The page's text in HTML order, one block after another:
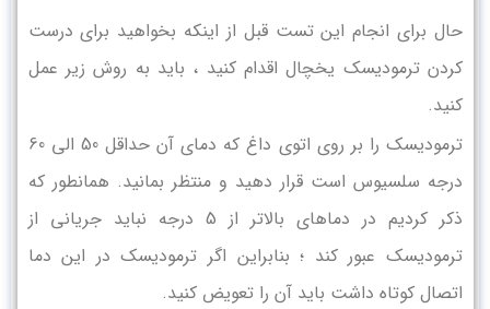
حال برای انجام این تست قبل از اینکه بخواهید برای درست
کردن ترمودیسک یخچال اقدام کنید ، باید به روش زیر عمل
کنید.
ترمودیسک را بر روی اتوی داغ که دمای آن حداقل 50 الی 60
درجه سلسیوس است قرار دهید و منتظر بمانید. همانطور که
ذکر کردیم در دماهای بالاتر از 5 درجه نباید جریانی از
ترمودیسک عبور کند ؛ بنابراین اگر ترمودیسک در این دما
اتصال کوتاه داشت باید آن را تعویض کنید.